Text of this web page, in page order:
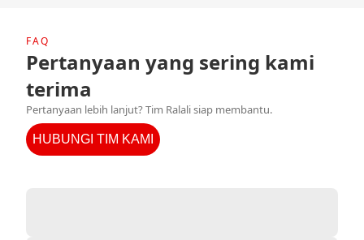
FAQ
Pertanyaan yang sering kami
terima
Pertanyaan lebih lanjut? Tim Ralali siap membantu.
HUBUNGI TIM KAMI